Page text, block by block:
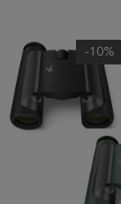
-10%